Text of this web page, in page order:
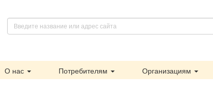
О нас Потребителям Организациям